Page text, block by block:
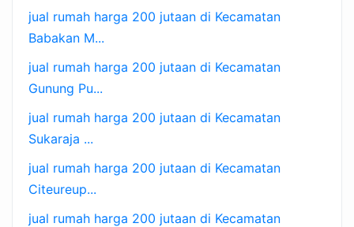
jual rumah harga 200 jutaan di Kecamatan
Babakan M...
jual rumah harga 200 jutaan di Kecamatan
Gunung Pu...
jual rumah harga 200 jutaan di Kecamatan
Sukaraja ...
jual rumah harga 200 jutaan di Kecamatan
Citeureup...
jual rumah harga 200 jutaan di Kecamatan